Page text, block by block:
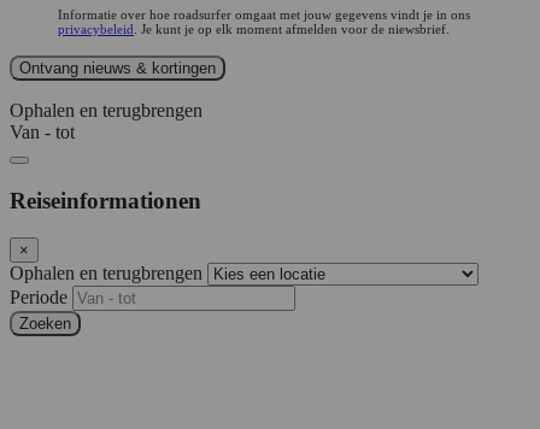
Informatie over hoe roadsurfer omgaat met jouw gegevens vindt je in ons
privacybeleid . Je kunt je op elk moment afmelden voor de niewsbrief.
Ophalen en terugbrengen
Van - tot
Reiseinformationen
×
Ophalen en terugbrengen
Periode
Zoeken